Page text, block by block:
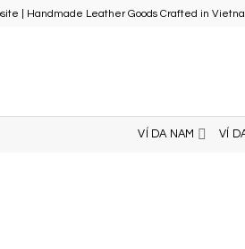
| Handmade Leather Goods Crafted in
VÍ DA NAM VÍ